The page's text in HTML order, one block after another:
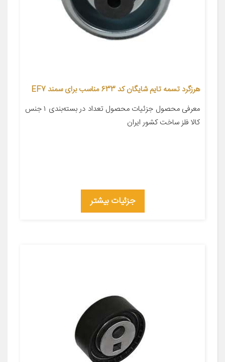
هرزگرد تسمه تایم شایگان کد 633 مناسب برای سمند EF7
معرفی محصول جزئیات محصول تعداد در بسته‌بندی ۱ جنس
کالا فلز ساخت کشور ایران
جزئیات بیشتر